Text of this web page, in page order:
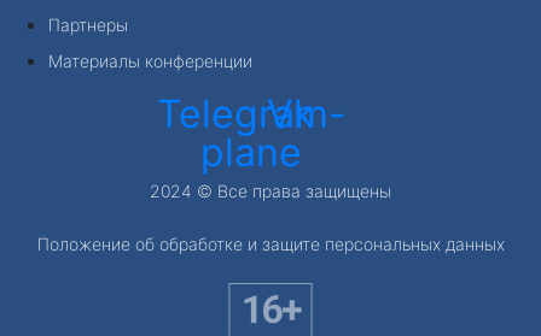
Партнеры
Материалы конференции
Telegram-
plane
Vk
2024 © Все права защищены
Положение об обработке и защите персональных данных